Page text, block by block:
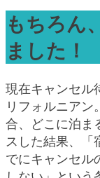
もちろん
ました！
現在キャンセル
リフォルニア
合、どこに泊ま
スした結果、「
でにキャンセル